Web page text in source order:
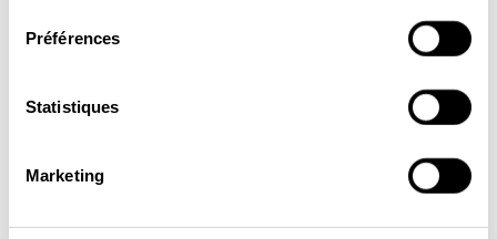
Préférences
Statistiques
Marketing
maison ou appartement à Lanton. Demandez votre devis dès
aujourd’hui !
Nos services d'installation de pompe à
chaleur à Lanton